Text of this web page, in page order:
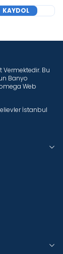
KAYDOL
Vermektedir. Bu
Banyo
Web
İstanbul